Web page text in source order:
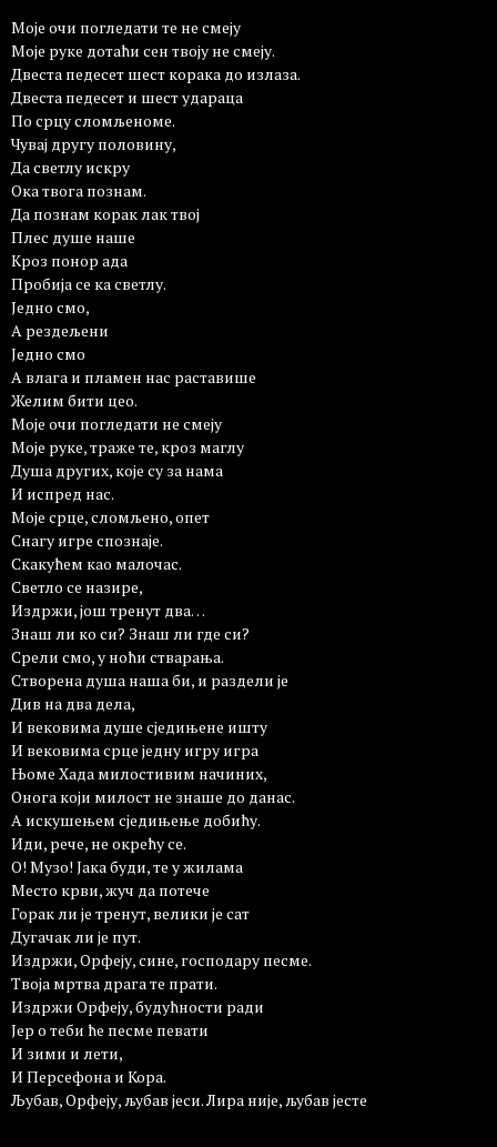
Моје очи погледати те не смеју
Моје руке дотаћи сен твоју не смеју.
Двеста педесет шест корака до излаза.
Двеста педесет и шест удараца
По срцу сломљеноме.
Чувај другу половину,
Да светлу искру
Ока твога познам.
Да познам корак лак твој
Плес душe наше
Кроз понор ада
Пробија се ка светлу.
Једно смо,
А рездељени
Једно смо
А влага и пламен нас раставише
Желим бити цео.
Моје очи погледати не смеју
Моје руке, траже те, кроз маглу
Душа других, које су за нама
И испред нас.
Моје срце, сломљено, опет
Снагу игре спознаје.
Скакућем као малочас.
Светло се назире,
Издржи, још тренут два…
Знаш ли ко си? Знаш ли где си?
Срели смо, у ноћи стварања.
Створена душа наша би, и раздели је
Див на два дела,
И вековима душе сједињене ишту
И вековима срце једну игру игра
Њоме Хада милостивим начиних,
Онога који милост не знаше до данас.
А искушењем сједињење добићу.
Иди, рече, не окрећу се.
О! Музо! Јака буди, те у жилама
Место крви, жуч да потече
Горак ли је тренут, велики је сат
Дугачак ли је пут.
Издржи, Орфеју, сине, господару песме.
Твоја мртва драга те прати.
Издржи Орфеју, будућности ради
Јер о теби ће песме певати
И зими и лети,
И Персефона и Кора.
Љубав, Орфеју, љубав јеси. Лира није, љубав јесте